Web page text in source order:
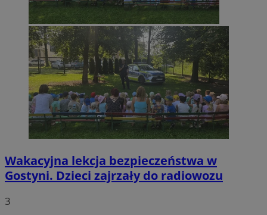
Wakacyjna lekcja bezpieczeństwa w
Gostyni. Dzieci zajrzały do radiowozu
3